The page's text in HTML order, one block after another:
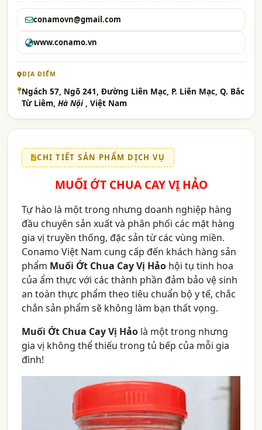
conamovn@gmail.com
www.conamo.vn
ĐỊA ĐIỂM
Ngách 57, Ngõ 241, Đường Liên Mạc, P. Liên Mạc, Q. Bắc
Từ Liêm, Hà Nội , Việt Nam
CHI TIẾT SẢN PHẨM DỊCH VỤ
MUỐI ỚT CHUA CAY VỊ HẢO
Tự hào là một trong nhưng doanh nghiệp hàng
đầu chuyên sản xuất và phân phối các mặt hàng
gia vị truyền thống, đặc sản từ các vùng miền.
Conamo Việt Nam cung cấp đến khách hàng sản
phẩm Muối Ớt Chua Cay Vị Hảo hội tụ tinh hoa
của ẩm thực với các thành phần đảm bảo vệ sinh
an toàn thực phẩm theo tiêu chuẩn bộ y tế, chắc
chắn sản phẩm sẽ không làm bạn thất vọng.
Muối Ớt Chua Cay Vị Hảo là một trong nhưng
gia vị không thể thiếu trong tủ bếp của mỗi gia
đình!